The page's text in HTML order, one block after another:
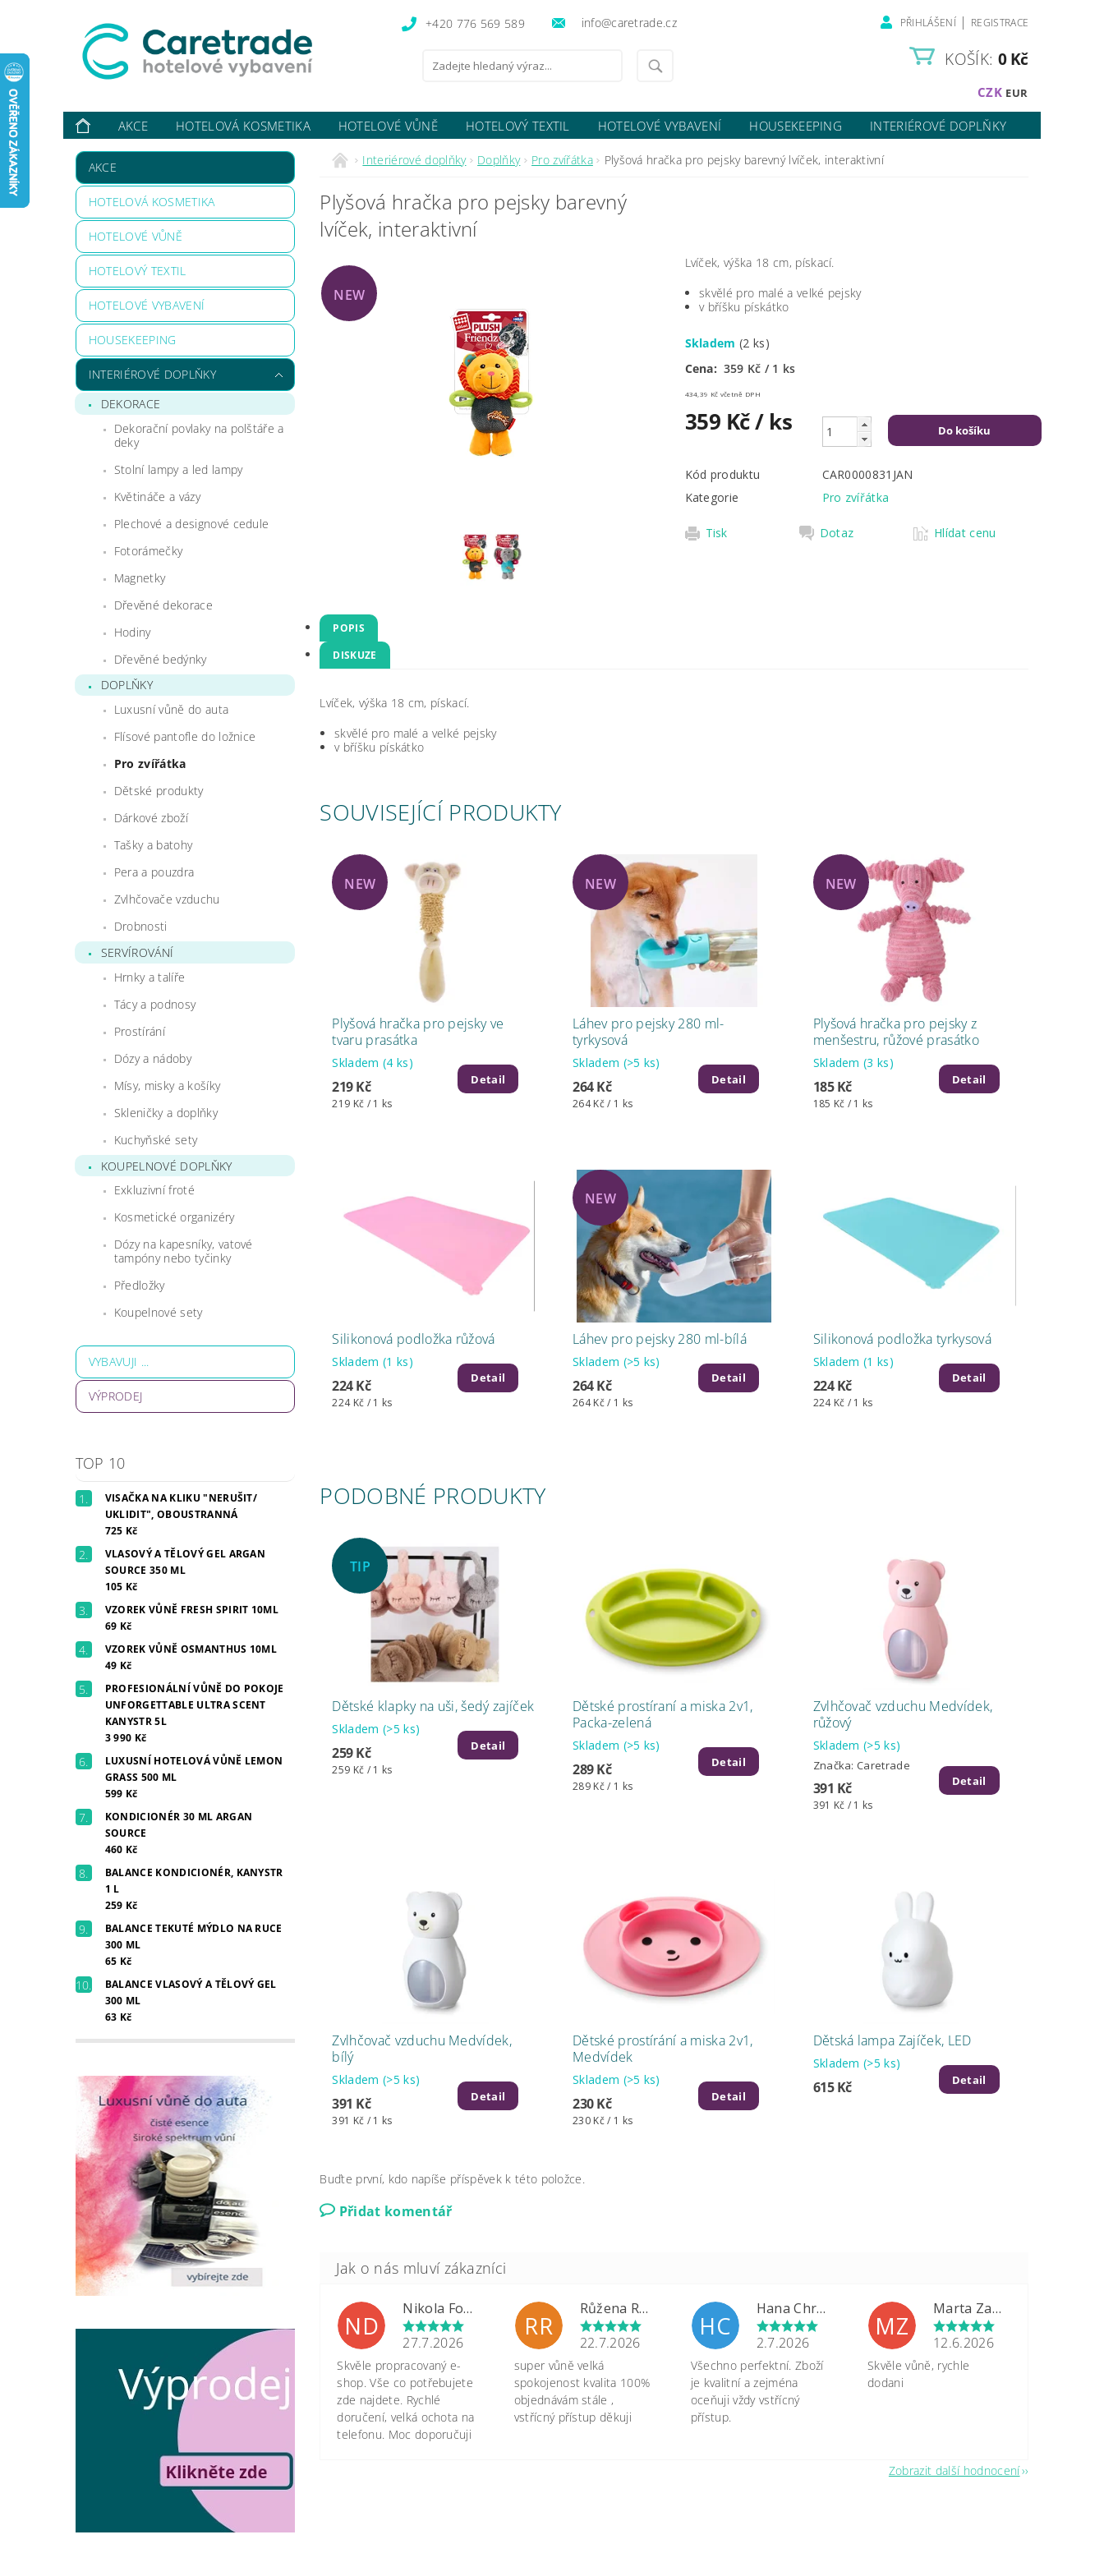
+420 776 569 589 info@caretrade.cz PŘIHLÁŠENÍ | REGISTRACE
CZK EUR
KOŠÍK: 0 Kč
AKCE HOTELOVÁ KOSMETIKA HOTELOVÉ VŮNĚ HOTELOVÝ TEXTIL HOTELOVÉ VYBAVENÍ HOUSEKEEPING
INTERIÉROVÉ DOPLŇKY
VYBAVUJI ...
KONTAKTY O NÁS HODNOCENÍ OBCHODU
AKCE
HOTELOVÁ KOSMETIKA
HOTELOVÉ VŮNĚ
HOTELOVÝ TEXTIL
HOTELOVÉ VYBAVENÍ
HOUSEKEEPING
INTERIÉROVÉ DOPLŇKY
DEKORACE
Dekorační povlaky na polštáře a
deky
Stolní lampy a led lampy
Květináče a vázy
Plechové a designové cedule
Fotorámečky
Magnetky
Dřevěné dekorace
Hodiny
Dřevěné bedýnky
DOPLŇKY
Luxusní vůně do auta
Flísové pantofle do ložnice
Pro zvířátka
Dětské produkty
Dárkové zboží
Tašky a batohy
Pera a pouzdra
Zvlhčovače vzduchu
Drobnosti
SERVÍROVÁNÍ
Hrnky a talíře
Tácy a podnosy
Prostírání
Dózy a nádoby
Mísy, misky a košíky
Skleničky a doplňky
Kuchyňské sety
KOUPELNOVÉ DOPLŇKY
Exkluzivní froté
Kosmetické organizéry
Dózy na kapesníky, vatové
tampóny nebo tyčinky
Předložky
Koupelnové sety
VYBAVUJI ...
VÝPRODEJ
TOP 10
VISAČKA NA KLIKU "NERUŠIT/
UKLIDIT", OBOUSTRANNÁ
725 Kč
VLASOVÝ A TĚLOVÝ GEL ARGAN
SOURCE 350 ML
105 Kč
VZOREK VŮNĚ FRESH SPIRIT 10ML
69 Kč
VZOREK VŮNĚ OSMANTHUS 10ML
49 Kč
PROFESIONÁLNÍ VŮNĚ DO POKOJE
UNFORGETTABLE ULTRA SCENT
KANYSTR 5L
3 990 Kč
LUXUSNÍ HOTELOVÁ VŮNĚ LEMON
GRASS 500 ML
599 Kč
KONDICIONÉR 30 ML ARGAN
SOURCE
460 Kč
BALANCE KONDICIONÉR, KANYSTR
1 L
259 Kč
BALANCE TEKUTÉ MÝDLO NA RUCE
300 ML
65 Kč
BALANCE VLASOVÝ A TĚLOVÝ GEL
300 ML
63 Kč
Interiérové doplňky Doplňky Pro zvířátka Plyšová hračka pro pejsky barevný lvíček, interaktivní
Plyšová hračka pro pejsky barevný
lvíček, interaktivní
NEW
Lvíček, výška 18 cm, pískací.
skvělé pro malé a velké pejsky
v bříšku pískátko
Skladem(2 ks)
Cena: 359 Kč / 1 ks
434,39 Kč včetně DPH
359 Kč/ ks
Kód produktu
CAR0000831JAN
Kategorie
Pro zvířátka
Tisk Dotaz Hlídat cenu
POPIS
DISKUZE
Lvíček, výška 18 cm, pískací.
skvělé pro malé a velké pejsky
v bříšku pískátko
SOUVISEJÍCÍ PRODUKTY
NEW
Plyšová hračka pro pejsky ve
tvaru prasátka
Skladem (4 ks)
219 Kč
219 Kč / 1 ks
Detail
NEW
Láhev pro pejsky 280 ml-
tyrkysová
Skladem (>5 ks)
264 Kč
264 Kč / 1 ks
Detail
NEW
Plyšová hračka pro pejsky z
menšestru, růžové prasátko
Skladem(3 ks)
185 Kč
185 Kč / 1 ks
Detail
Silikonová podložka růžová
Skladem (1 ks)
224 Kč
224 Kč / 1 ks
Detail
NEW
Láhev pro pejsky 280 ml-bílá
Skladem (>5 ks)
264 Kč
264 Kč / 1 ks
Detail
Silikonová podložka tyrkysová
Skladem(1 ks)
224 Kč
224 Kč / 1 ks
Detail
PODOBNÉ PRODUKTY
TIP
Dětské klapky na uši, šedý zajíček
Skladem (>5 ks)
259 Kč
259 Kč / 1 ks
Detail
Dětské prostíraní a miska 2v1,
Packa-zelená
Skladem (>5 ks)
289 Kč
289 Kč / 1 ks
Detail
Zvlhčovač vzduchu Medvídek,
růžový
Skladem(>5 ks)
Značka: Caretrade
391 Kč
391 Kč / 1 ks
Detail
Zvlhčovač vzduchu Medvídek,
bílý
Skladem (>5 ks)
391 Kč
391 Kč / 1 ks
Detail
Dětské prostírání a miska 2v1,
Medvídek
Skladem (>5 ks)
230 Kč
230 Kč / 1 ks
Detail
Dětská lampa Zajíček, LED
Skladem(>5 ks)
615 Kč Detail
Buďte první, kdo napíše příspěvek k této položce.
Přidat komentář
ND
Nikola Formánková Dvořáková
27.7.2026
Skvěle propracovaný e-
shop. Vše co potřebujete
zde najdete. Rychlé
doručení, velká ochota na
telefonu. Moc doporučuji
RR
Růžena Rypková
22.7.2026
super vůně velká
spokojenost kvalita 100%
objednávám stále ,
vstřícný přístup děkuji
HC
Hana Chrastinová
2.7.2026
Všechno perfektní. Zboží
je kvalitní a zejména
oceňuji vždy vstřícný
přístup.
MZ
Marta Zapletalová
12.6.2026
Skvěle vůně, rychle
dodani
Zobrazit další hodnocení